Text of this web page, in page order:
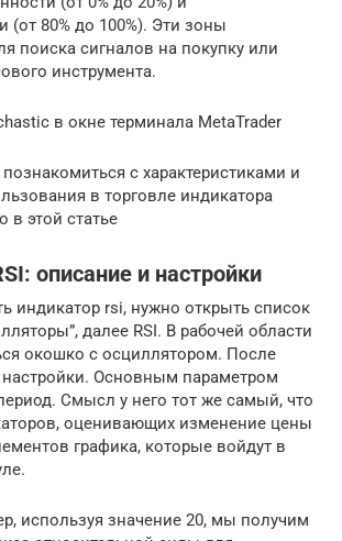
(от 80% до 100%). Эти зоны
поиска сигналов на покупку или
инструмента.
в окне терминала MetaTrader
с характеристиками и
в торговле индикатора
этой статье
описание и настройки
индикатор rsi, нужно открыть список
далее RSI. В рабочей области
окошко с осциллятором. После
настройки. Основным параметром
Смысл у него тот же самый, что
оценивающих изменение цены
графика, которые войдут в
используя значение 20, мы получим